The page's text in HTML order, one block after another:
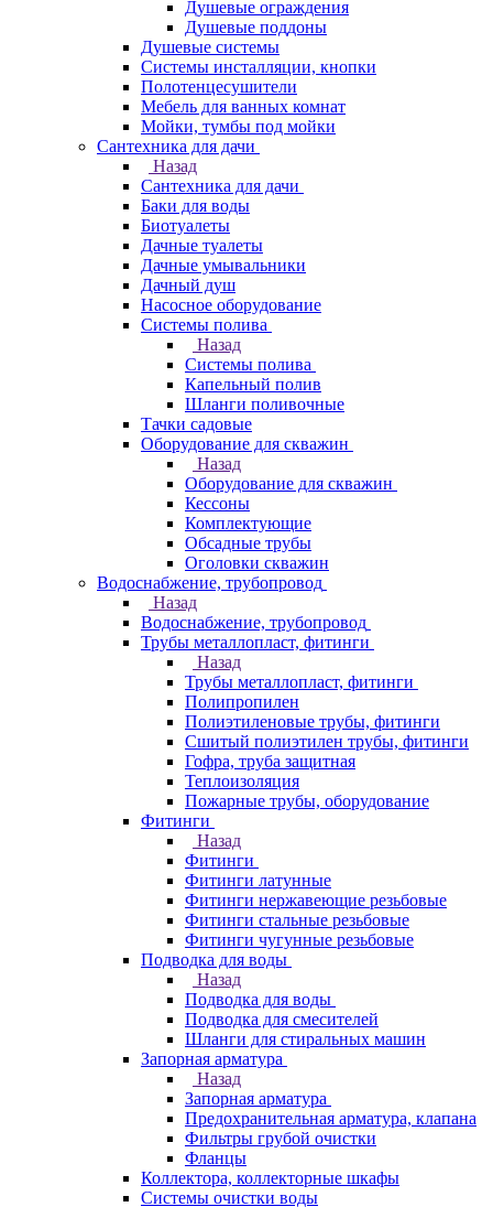
Душевые ограждения
Душевые поддоны
Душевые системы
Системы инсталляции, кнопки
Полотенцесушители
Мебель для ванных комнат
Мойки, тумбы под мойки
Сантехника для дачи
Назад
Сантехника для дачи
Баки для воды
Биотуалеты
Дачные туалеты
Дачные умывальники
Дачный душ
Насосное оборудование
Системы полива
Назад
Системы полива
Капельный полив
Шланги поливочные
Тачки садовые
Оборудование для скважин
Назад
Оборудование для скважин
Кессоны
Комплектующие
Обсадные трубы
Оголовки скважин
Водоснабжение, трубопровод
Назад
Водоснабжение, трубопровод
Трубы металлопласт, фитинги
Назад
Трубы металлопласт, фитинги
Полипропилен
Полиэтиленовые трубы, фитинги
Сшитый полиэтилен трубы, фитинги
Гофра, труба защитная
Теплоизоляция
Пожарные трубы, оборудование
Фитинги
Назад
Фитинги
Фитинги латунные
Фитинги нержавеющие резьбовые
Фитинги стальные резьбовые
Фитинги чугунные резьбовые
Подводка для воды
Назад
Подводка для воды
Подводка для смесителей
Шланги для стиральных машин
Запорная арматура
Назад
Запорная арматура
Предохранительная арматура, клапана
Фильтры грубой очистки
Фланцы
Коллектора, коллекторные шкафы
Системы очистки воды